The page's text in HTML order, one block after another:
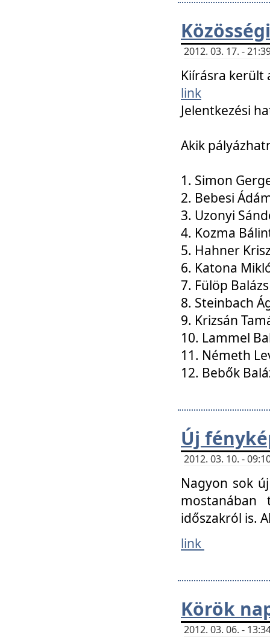
2012. 03. 17. -
Kiírásra került
link
Jelentkezési
Akik
1. Simon
2. Bebesi
3. Uzonyi
4. Kozma
5. Hahner
6. Katona
7. Fülöp Balázs
8. Steinbach
9. Krizsán
10. Lammel
11. Németh
12. Bebők
Új
2012. 03. 10. -
Nagyon sok
mostanában
időszakról is.
link
Körök
2012. 03. 06. -